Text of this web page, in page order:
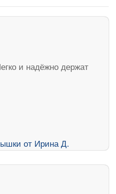
и надёжно держат